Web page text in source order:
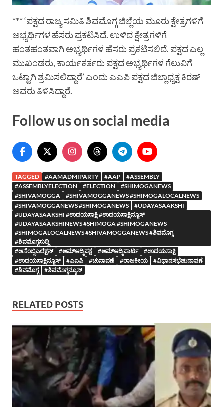
*** ‘ಪಕ್ಷದ ರಾಜ್ಯ ಸಮಿತಿ ಶಿವಮೊಗ್ಗ ಜಿಲ್ಲೆಯ ಮೂರು ಕ್ಷೇತ್ರಗಳಿಗೆ
ಅಭ್ಯರ್ಥಿಗಳ ಹೆಸರು ಪ್ರಕಟಿಸಿದೆ. ಉಳಿದ ಕ್ಷೇತ್ರಗಳಿಗೆ
ಹಂತಹಂತವಾಗಿ ಅಭ್ಯರ್ಥಿಗಳ ಹೆಸರು ಪ್ರಕಟಿಸಲಿದೆ. ಪಕ್ಷದ ಎಲ್ಲ
ಮುಖಂಡರು, ಕಾರ್ಯಕರ್ತರು ಪಕ್ಷದ ಅಭ್ಯರ್ಥಿಗಳ ಗೆಲುವಿಗೆ
ಒಟ್ಟಾಗಿ ಶ್ರಮಿಸಲಿದ್ದಾರೆ’ ಎಂದು ಎಎಪಿ ಪಕ್ಷದ ಜಿಲ್ಲಾಧ್ಯಕ್ಷ ಕಿರಣ್
ಅವರು ತಿಳಿಸಿದ್ದಾರೆ.
Follow us on social media
TAGGED #AAMADMIPARTY #AAP
#ASSEMBLY
#ASSEMBLYELECTION
#ELECTION
#SHIMOGANEWS
#SHIVAMOGGA
#SHIVAMOGGANEWS #SHIMOGALOCALNEWS
#SHIVAMOGGANEWS #SHIMOGANEWS
#UDAYASAAKSHI
#UDAYASAAKSHI #ಉದಯಸಾಕ್ಷಿ #ಉದಯಸಾಕ್ಷಿನ್ಯೂಸ್
#UDAYASAAKSHINEWS #SHIMOGA #SHIMOGANEWS
#SHIMOGALOCALNEWS #SHIVAMOGGANEWS #ಶಿವಮೊಗ್ಗ
#ಶಿವಮೊಗ್ಗಸುದ್ದಿ
#ಅಸೆಂಬ್ಲಿಎಲೆಕ್ಷನ್
#ಆಮ್ಆದ್ಮಿಪಕ್ಷ #ಆಮ್ಆದ್ಮಿಪಾರ್ಟಿ
#ಉದಯಸಾಕ್ಷಿ
#ಉದಯಸಾಕ್ಷಿನ್ಯೂಸ್
#ಎಎಪಿ #ಚುನಾವಣೆ #ರಾಜಕೀಯ
#ವಿಧಾನಸಭೆಚುನಾವಣೆ
#ಶಿವಮೊಗ್ಗ
#ಶಿವಮೊಗ್ಗನ್ಯೂಸ್
RELATED POSTS